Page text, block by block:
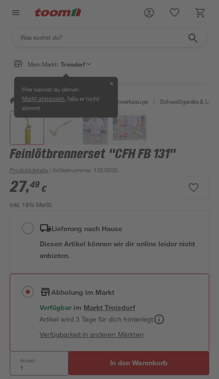
Mein Markt: Troisdorf
Hier kannst du deinen
Markt anpassen , falls er nicht
stimmt.
✕
/ Werkstatt & Maschinen / Elektrowerkzeuge / Schweißgeräte &
Feinlötbrennerset "CFH FB 131"
Produktdetails | Artikelnummer: 1350035
27,49 €
inkl. 19% MwSt.
Lieferung nach Hause
Diesen Artikel können wir dir online leider nicht
anbieten.
Abholung im Markt
Verfügbar im MarktTroisdorf
Artikel wird 3 Tage für dich hinterlegt
Verfügbarkeit in anderen Märkten
Anzahl: In den Warenkorb